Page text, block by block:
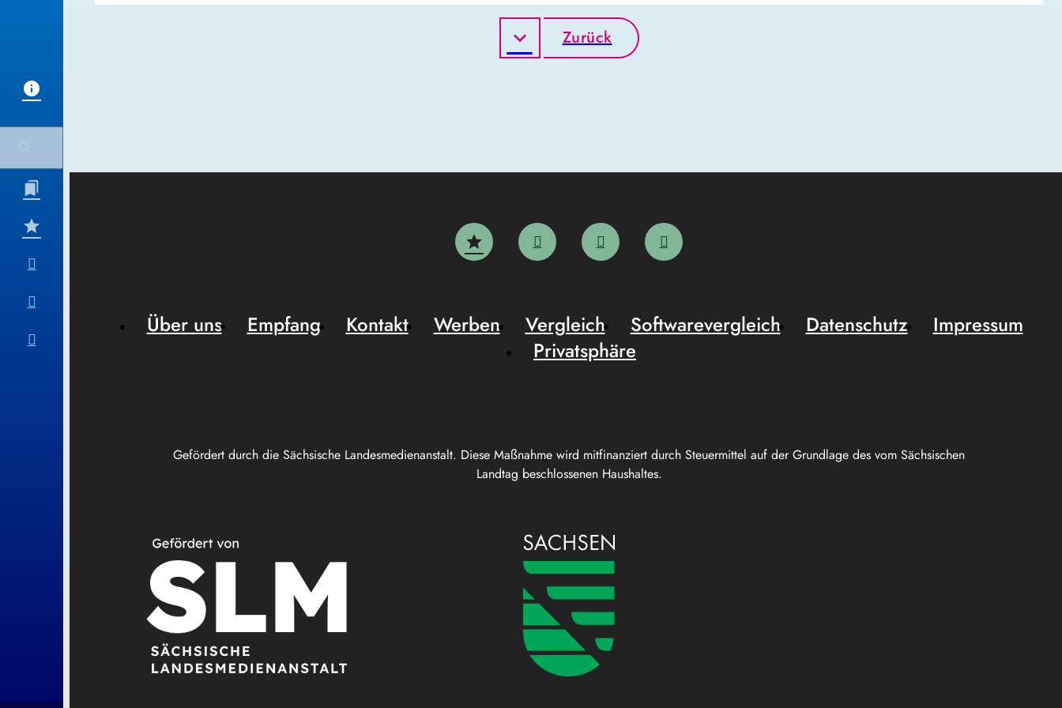
Zurück
Gefördert durch die Sächsische Landesmedienanstalt. Diese Maßnahme wird mitfinanziert durch Steuermittel auf der Grundlage des vom Sächsischen
Landtag beschlossenen Haushaltes.
Über uns Empfang Kontakt Werben Vergleich Softwarevergleich Datenschutz
Impressum
Privatsphäre